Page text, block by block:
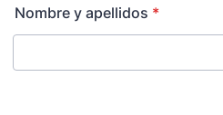
Nombre y apellidos *